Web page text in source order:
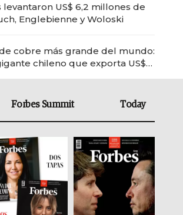
US$ 6,2 millones de
Englebienne y Woloski
cobre más grande del mundo:
chileno que exporta US$
Forbes Summit Today